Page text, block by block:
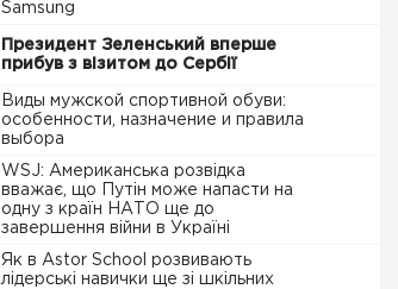
Samsung
Президент Зеленський вперше
прибув з візитом до Сербії
Виды мужской спортивной обуви:
особенности, назначение и правила
выбора
WSJ: Американська розвідка
вважає, що Путін може напасти на
одну з країн НАТО ще до
завершення війни в Україні
Як в Astor School розвивають
лідерські навички ще зі шкільних